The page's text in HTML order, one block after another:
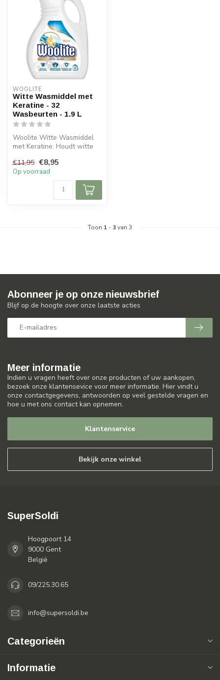
WOOLITE
Witte Wasmiddel met
Keratine - 32
Wasbeurten - 1.9 L
Woolite Witte Wasmiddel
met Keratine. Houdt witte
de...
€11,95 €8,95
Op voorraad
Toon 1 - 3van 3
Meer informatie
Indien u vragen heeft over onze producten of uw aankopen,
bezoek onze klantensevice voor meer informatie. Hier vindt u
onze contactgegevens, antwoorden op veel gestelde vragen en
hoe u met ons contact kan opnemen.
Klantenservice
Bekijk onze winkel
Abonneer je op onze nieuwsbrief
Blijf op de hoogte over onze laatste acties
SuperSoldi
Hoogpoort 14
9000 Gent
België
09/225.30.65
info@supersoldi.be
Categorieën
Informatie